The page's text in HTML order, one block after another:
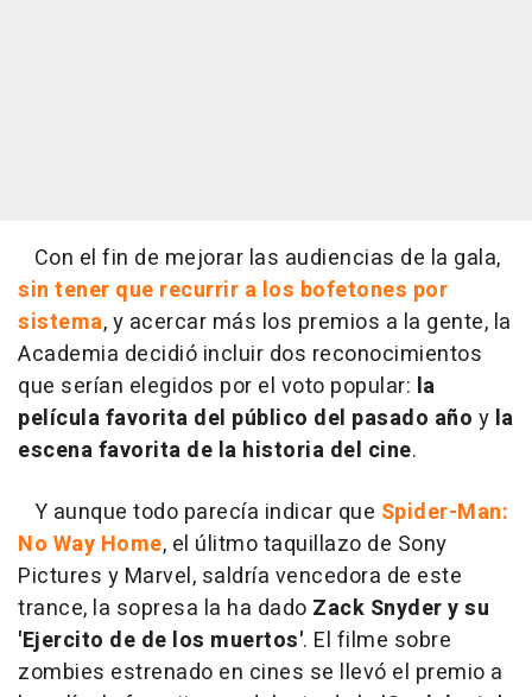
Con el fin de mejorar las audiencias de la gala,
sin tener que recurrir a los bofetones por
sistema, y acercar más los premios a la gente, la
Academia decidió incluir dos reconocimientos
que serían elegidos por el voto popular: la
película favorita del público del pasado año y la
escena favorita de la historia del cine.
Y aunque todo parecía indicar que Spider-Man:
No Way Home, el úlitmo taquillazo de Sony
Pictures y Marvel, saldría vencedora de este
trance, la sopresa la ha dado Zack Snyder y su
'Ejercito de de los muertos'. El filme sobre
zombies estrenado en cines se llevó el premio a